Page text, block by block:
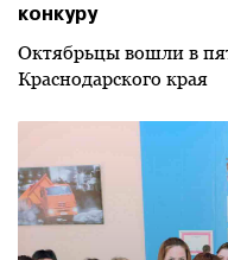
конкуру
Октябрьцы вошли в
Краснодарского края